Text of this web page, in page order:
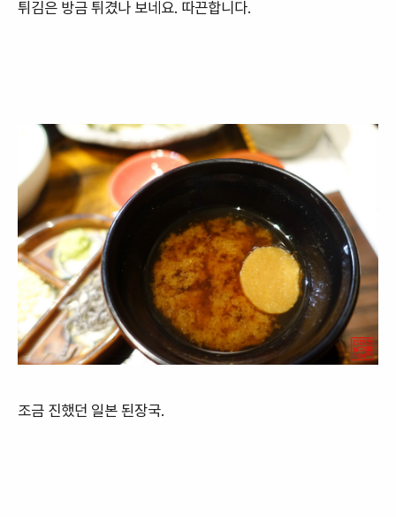
튀김은 방금 튀겼나 보네요. 따끈합니다.
조금 진했던 일본 된장국.